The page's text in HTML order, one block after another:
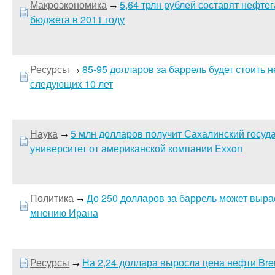
Макроэкономика → 5,64 трлн рублей составят
бюджета в 2011 году
Ресурсы → 85-95 долларов за баррель будет стоить
следующих 10 лет
Наука → 5 млн долларов получит Сахалинский
университет от американской компании Exxon
Политика → До 250 долларов за баррель может
мнению Ирана
Ресурсы → На 2,24 доллара выросла цена нефти